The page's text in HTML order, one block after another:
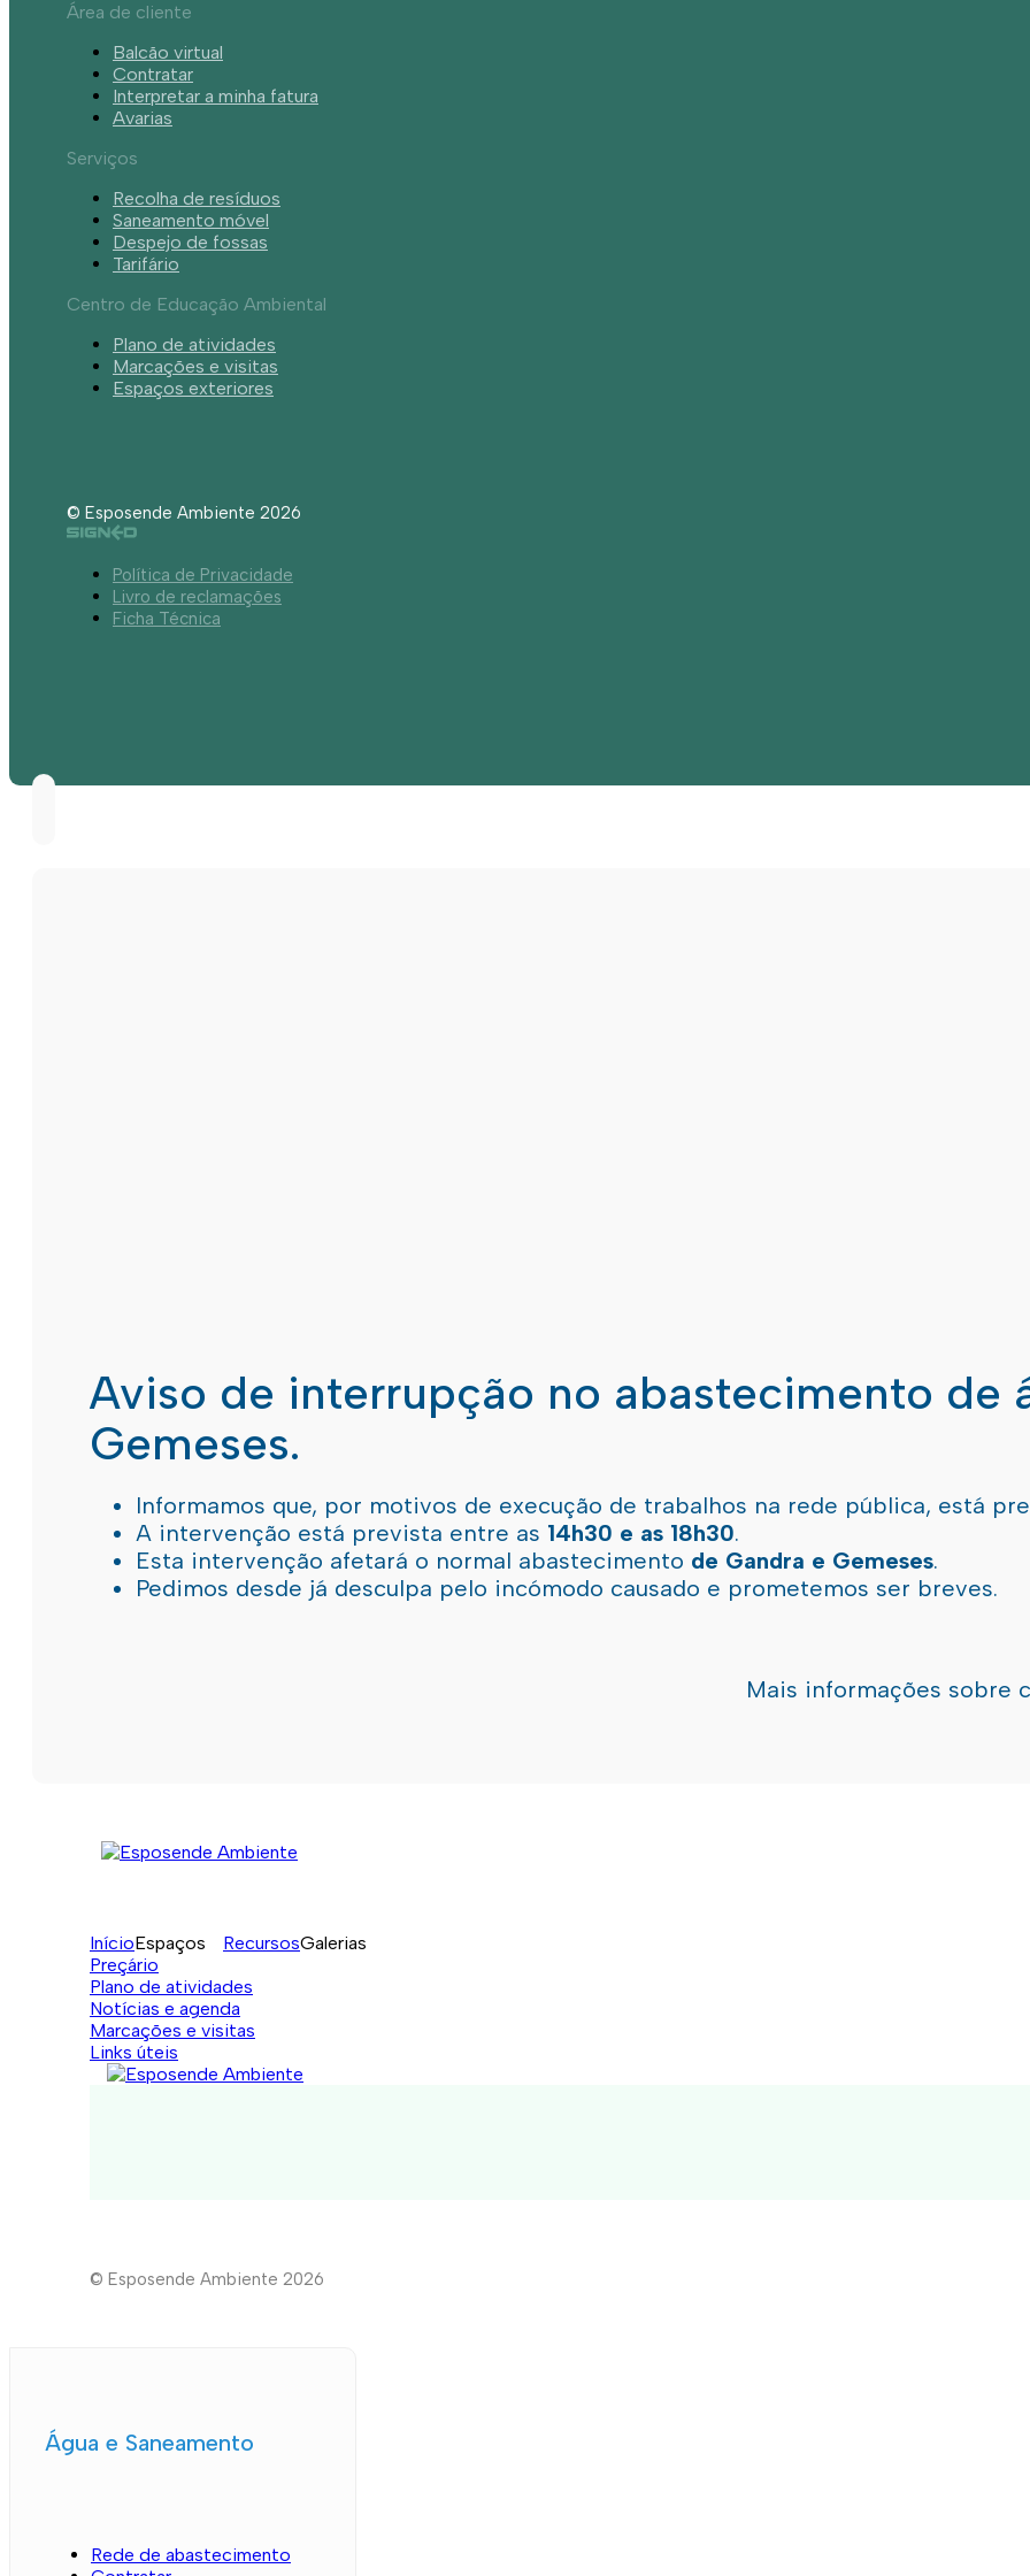
Área de cliente
Balcão virtual
Contratar
Interpretar a minha fatura
Avarias
Serviços
Recolha de resíduos
Saneamento móvel
Despejo de fossas
Tarifário
Centro de Educação Ambiental
Plano de atividades
Marcações e visitas
Espaços exteriores
© Esposende Ambiente 2026
Política de Privacidade
Livro de reclamações
Ficha Técnica
Aviso de interrupção no abastecimento de
Gemeses.
Informamos que, por motivos de execução de trabalhos na rede pública, está
A intervenção está prevista entre as 14h30 e as 18h30.
Esta intervenção afetará o normal abastecimento de Gandra e Gemeses.
Pedimos desde já desculpa pelo incómodo causado e prometemos ser breves.
Mais informações sobre
InícioEspaços RecursosGalerias
Preçário
Plano de atividades
Notícias e agenda
Marcações e visitas
Links úteis
© Esposende Ambiente 2026
Água e Saneamento
Rede de abastecimento